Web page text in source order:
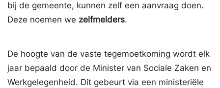
bij de gemeente, kunnen zelf een aanvraag doen.
Deze noemen we zelfmelders.
De hoogte van de vaste tegemoetkoming wordt elk
jaar bepaald door de Minister van Sociale Zaken en
Werkgelegenheid. Dit gebeurt via een ministeriële